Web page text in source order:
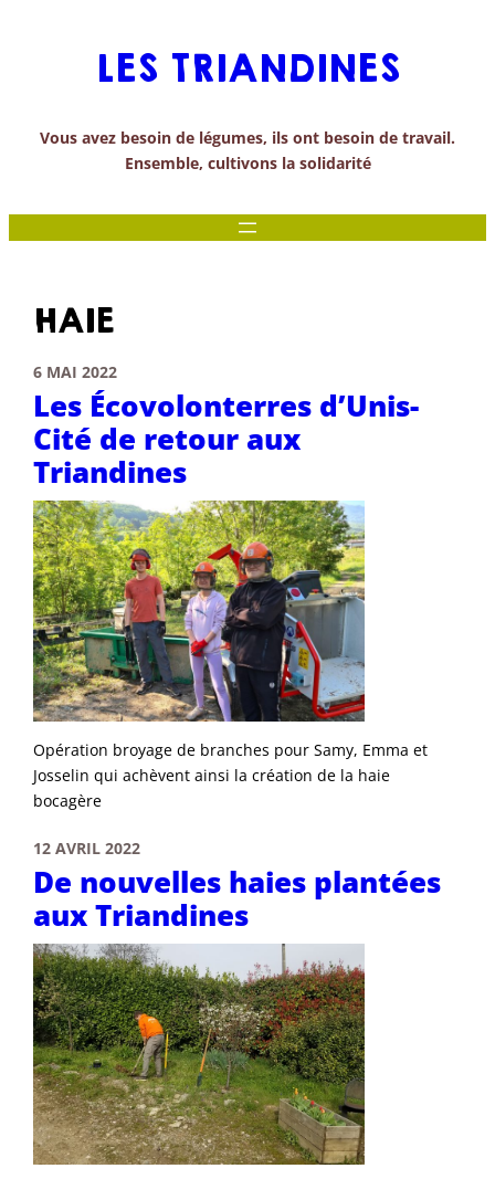
LES TRIANDINES
Vous avez besoin de légumes, ils ont besoin de travail.
Ensemble, cultivons la solidarité
HAIE
6 MAI 2022
Les Écovolonterres d’Unis-
Cité de retour aux
Triandines
Opération broyage de branches pour Samy, Emma et
Josselin qui achèvent ainsi la création de la haie
bocagère
12 AVRIL 2022
De nouvelles haies plantées
aux Triandines